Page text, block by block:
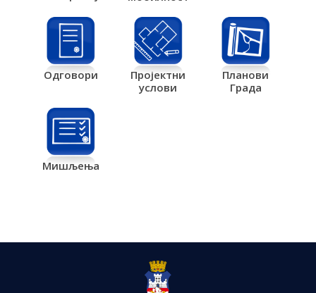
Одговори
Пројектни
услови
Планови
Града
Мишљења